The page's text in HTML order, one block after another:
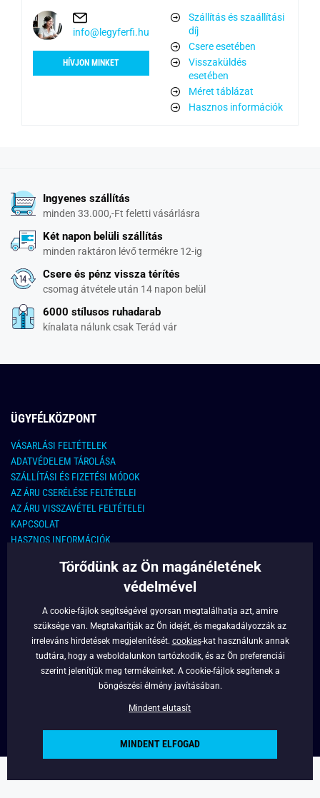
info@legyferfi.hu
HÍVJON MINKET
Szállítás és szaállítási
díj
Csere esetében
Visszaküldés
esetében
Méret táblázat
Hasznos információk
Ingyenes szállítás
minden 33.000,-Ft feletti vásárlásra
Két napon belüli szállítás
minden raktáron lévő termékre 12-ig
Csere és pénz vissza térítés
csomag átvétele után 14 napon belül
6000 stílusos ruhadarab
kínalata nálunk csak Terád vár
ÜGYFÉLKÖZPONT
VÁSARLÁSI FELTÉTELEK
ADATVÉDELEM TÁROLÁSA
SZÁLLÍTÁSI ÉS FIZETÉSI MÓDOK
AZ ÁRU CSERÉLÉSE FELTÉTELEI
AZ ÁRU VISSZAVÉTEL FELTÉTELEI
KAPCSOLAT
HASZNOS INFORMÁCIÓK
KAPCSOLAT
info@legyferfi.hu
FONTOS INFORMÁCIÓK
RÓLUNK
Törődünk az Ön magánéletének
védelmével
A cookie-fájlok segítségével gyorsan megtalálhatja azt, amire
szüksége van. Megtakarítják az Ön idejét, és megakadályozzák az
irreleváns hirdetések megjelenítését. cookies-kat használunk annak
tudtára, hogy a weboldalunkon tartózkodik, és az Ön preferenciái
szerint jelenítjük meg termékeinket. A cookie-fájlok segítenek a
böngészési élmény javításában.
Mindent elutasít
MINDENT ELFOGAD